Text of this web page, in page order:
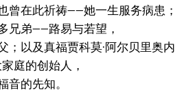
曾在此祈祷——她一生服务病患；
兄弟——路易与若望，
；以及真福贾科莫·阿尔贝里奥内
庭的创始人，
音的先知。